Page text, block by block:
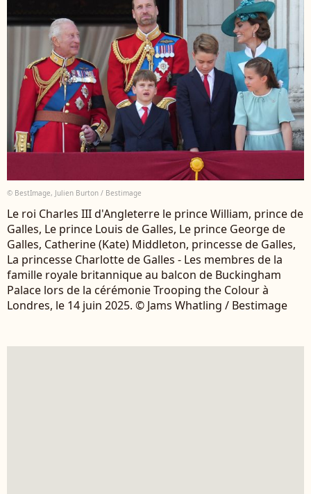
© BestImage, Julien Burton / Bestimage
Le roi Charles III d'Angleterre le prince William, prince de
Galles, Le prince Louis de Galles, Le prince George de
Galles, Catherine (Kate) Middleton, princesse de Galles,
La princesse Charlotte de Galles - Les membres de la
famille royale britannique au balcon de Buckingham
Palace lors de la cérémonie Trooping the Colour à
Londres, le 14 juin 2025. © Jams Whatling / Bestimage